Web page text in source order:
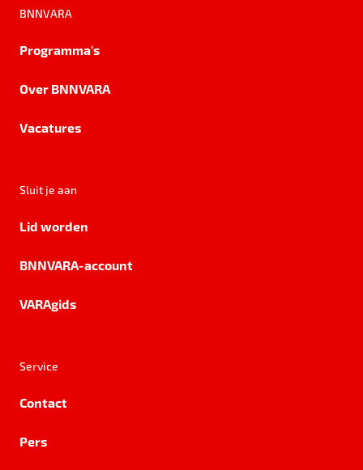
BNNVARA
Programma's
Over BNNVARA
Vacatures
Sluit je aan
Lid worden
BNNVARA-account
VARAgids
Service
Contact
Pers